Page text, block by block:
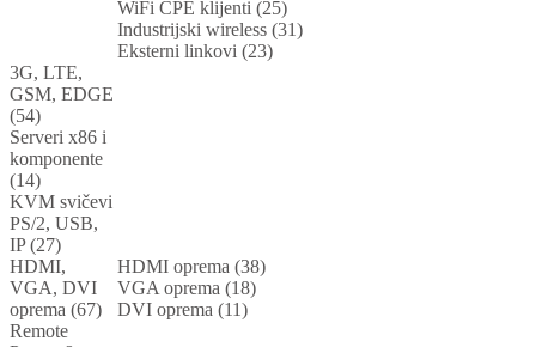
WiFi CPE klijenti (25)
Industrijski wireless (31)
Eksterni linkovi (23)
3G, LTE,
GSM, EDGE
(54)
Serveri x86 i
komponente
(14)
KVM svičevi
PS/2, USB,
IP (27)
HDMI,
VGA, DVI
oprema (67)
HDMI oprema (38)
VGA oprema (18)
DVI oprema (11)
Remote